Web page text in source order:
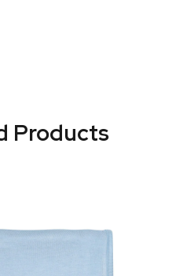
Products